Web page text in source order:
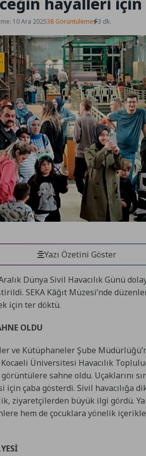
10 Ara 202538 Görüntüleme 3 dk.
Yazı Özetini Göster
Dünya Sivil Havacılık Günü
SEKA Kâğıt Müzesi’nde
için ter döktü.
OLDU
ve Kütüphaneler Şube
Kocaeli Üniversitesi Havacılık
sahne oldu. Uçaklarını
için çaba gösterdi. Sivil havacılığa
ziyaretçilerden büyük ilgi gördü.
hem de çocuklara yönelik